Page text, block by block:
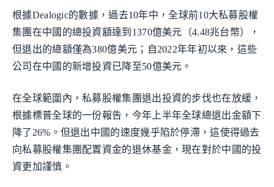
根據Dealogic的數據，過去10年中，全球前10大私募股權
集團在中國的總投資額達到1370億美元（4.48兆台幣），
但退出的總額僅為380億美元；自2022年年初以來，這些
公司在中國的新增投資已降至50億美元。
在全球範圍內，私募股權集團退出投資的步伐也在放緩，
根據標普全球的一份報告，今年上半年全球總退出金額下
降了26%。但退出中國的速度幾乎陷於停滯，這使得過去
向私募股權集團配置資金的退休基金，現在對於中國的投
資更加謹慎。